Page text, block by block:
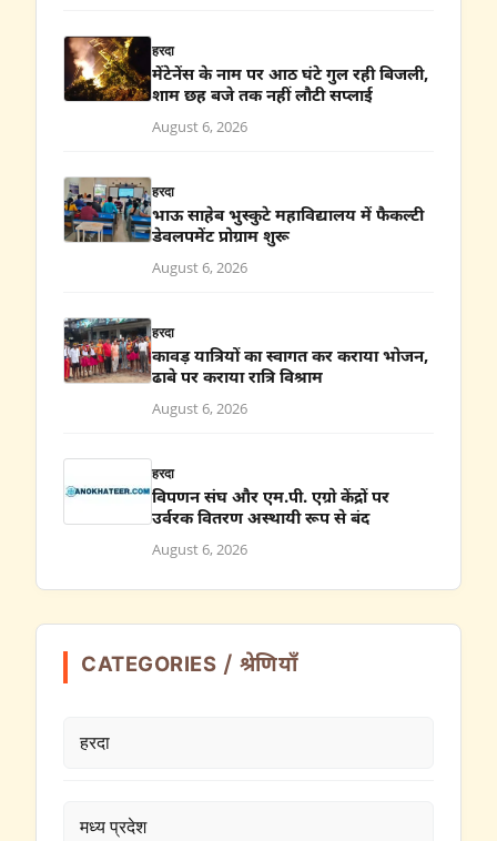
हरदा
मेंटेनेंस के नाम पर आठ घंटे गुल रही बिजली,
शाम छह बजे तक नहीं लौटी सप्लाई
August 6, 2026
हरदा
भाऊ साहेब भुस्कुटे महाविद्यालय में फैकल्टी
डेवलपमेंट प्रोग्राम शुरू
August 6, 2026
हरदा
कावड़ यात्रियों का स्वागत कर कराया भोजन,
ढाबे पर कराया रात्रि विश्राम
August 6, 2026
हरदा
विपणन संघ और एम.पी. एग्रो केंद्रों पर
उर्वरक वितरण अस्थायी रूप से बंद
August 6, 2026
CATEGORIES / श्रेणियाँ
हरदा
मध्य प्रदेश